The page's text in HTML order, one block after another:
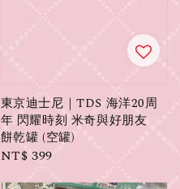
東京迪士尼｜TDS 海洋20周
年 閃耀時刻 米奇與好朋友
餅乾罐 (空罐)
Regular
NT$ 399